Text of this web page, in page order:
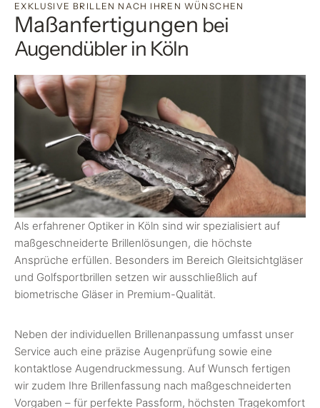
Als erfahrener Optiker in Köln sind wir spezialisiert auf
maßgeschneiderte Brillenlösungen, die höchste
Ansprüche erfüllen. Besonders im Bereich Gleitsichtgläser
und Golfsportbrillen setzen wir ausschließlich auf
biometrische Gläser in Premium-Qualität.
Neben der individuellen Brillenanpassung umfasst unser
Service auch eine präzise Augenprüfung sowie eine
kontaktlose Augendruckmessung. Auf Wunsch fertigen
wir zudem Ihre Brillenfassung nach maßgeschneiderten
Vorgaben – für perfekte Passform, höchsten Tragekomfort
EXKLUSIVE BRILLEN NACH IHREN WÜNSCHEN
Maßanfertigungen bei
Augendübler in Köln